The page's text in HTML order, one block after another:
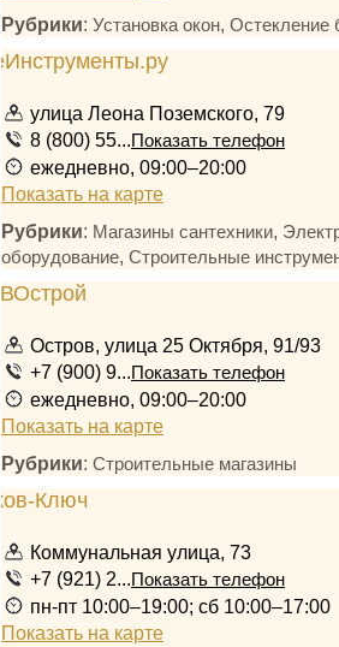
Рубрики: Установка окон, Остекление
улица Леона Поземского, 79
8 (800) 55...Показать телефон
ежедневно, 09:00–20:00
Показать на карте
Рубрики: Магазины сантехники,
оборудование, Строительные
Остров, улица 25 Октября, 91/93
+7 (900) 9...Показать телефон
ежедневно, 09:00–20:00
Показать на карте
Рубрики: Строительные магазины
Коммунальная улица, 73
+7 (921) 2...Показать телефон
пн-пт 10:00–19:00; сб 10:00–17:00
Показать на карте